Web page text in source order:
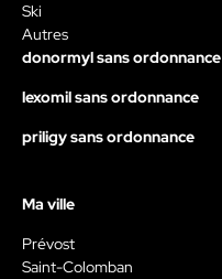
Ski
Autres
donormyl sans ordonnance
lexomil sans ordonnance
priligy sans ordonnance
Ma ville
Prévost
Saint-Colomban